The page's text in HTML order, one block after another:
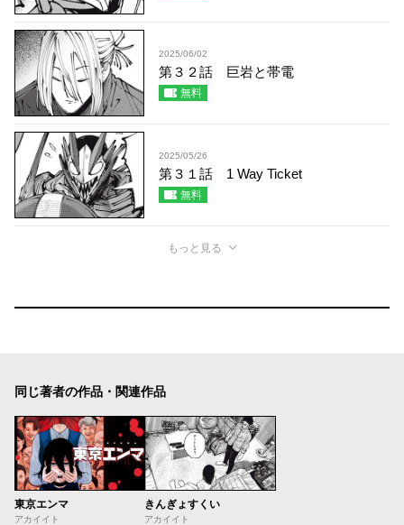
2025/06/02
第３２話 巨岩と帯電
無料
2025/05/26
第３１話 1 Way Ticket
無料
もっと見る
同じ著者の作品・関連作品
東京エンマ
アカイイト
きんぎょすくい
アカイイト